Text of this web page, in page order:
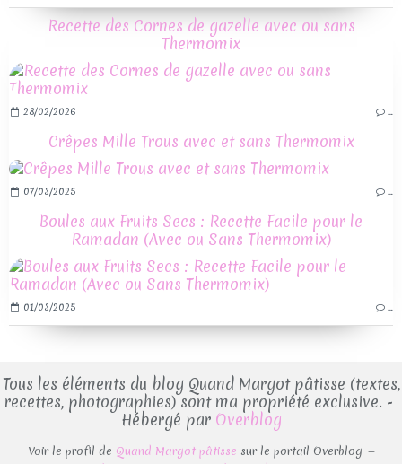
Recette des Cornes de gazelle avec ou sans
Thermomix
28/02/2026 …
Crêpes Mille Trous avec et sans Thermomix
07/03/2025 …
Boules aux Fruits Secs : Recette Facile pour le
Ramadan (Avec ou Sans Thermomix)
01/03/2025 …
Tous les éléments du blog Quand Margot pâtisse (textes,
recettes, photographies) sont ma propriété exclusive. -
Hébergé par Overblog
Voir le profil de Quand Margot pâtisse sur le portail Overblog